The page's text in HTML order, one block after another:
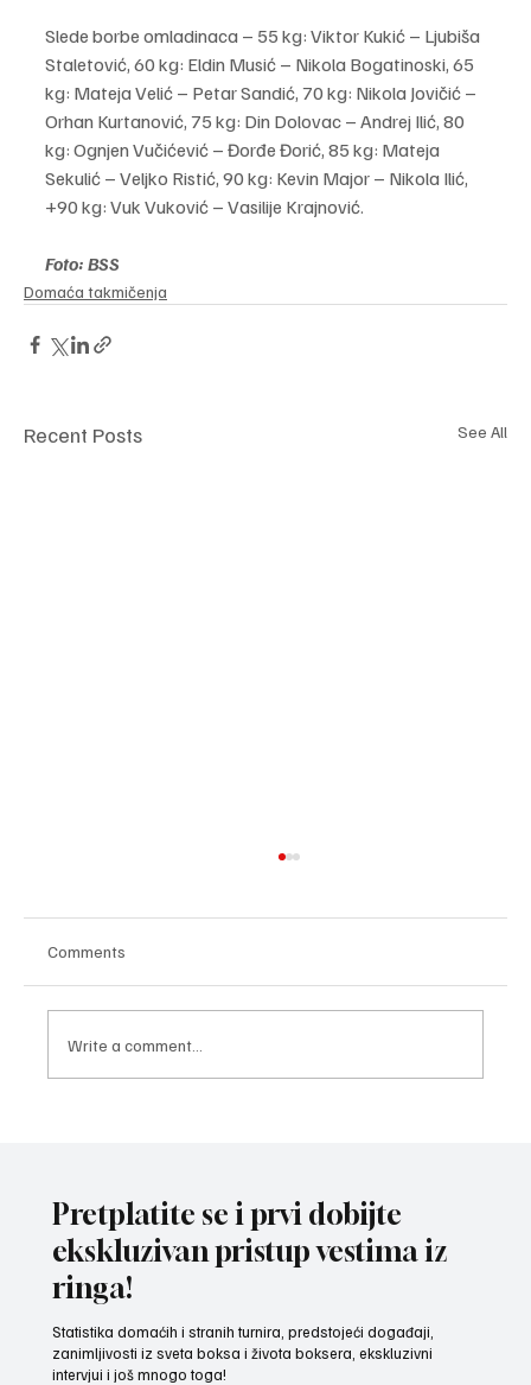
Slede borbe omladinaca – 55 kg: Viktor Kukić – Ljubiša
Staletović, 60 kg: Eldin Musić – Nikola Bogatinoski, 65
kg: Mateja Velić – Petar Sandić, 70 kg: Nikola Jovičić –
Orhan Kurtanović, 75 kg: Din Dolovac – Andrej Ilić, 80
kg: Ognjen Vučićević – Đorđe Đorić, 85 kg: Mateja
Sekulić – Veljko Ristić, 90 kg: Kevin Major – Nikola Ilić,
+90 kg: Vuk Vuković – Vasilije Krajnović.
Foto: BSS
Domaća takmičenja
Recent Posts See All
Comments
Write a comment...
Pretplatite se i prvi dobijte
ekskluzivan pristup vestima iz
ringa!
Statistika domaćih i stranih turnira, predstojeći događaji,
zanimljivosti iz sveta boksa i života boksera, ekskluzivni
intervjui i još mnogo toga!